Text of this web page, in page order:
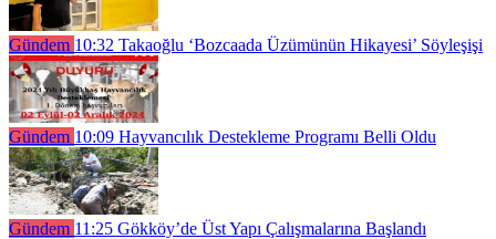
Gündem 10:32 Takaoğlu ‘Bozcaada Üzümünün Hikayesi’ Söyleşişi
Gündem 10:09 Hayvancılık Destekleme Programı Belli Oldu
Gündem 11:25 Gökköy’de Üst Yapı Çalışmalarına Başlandı